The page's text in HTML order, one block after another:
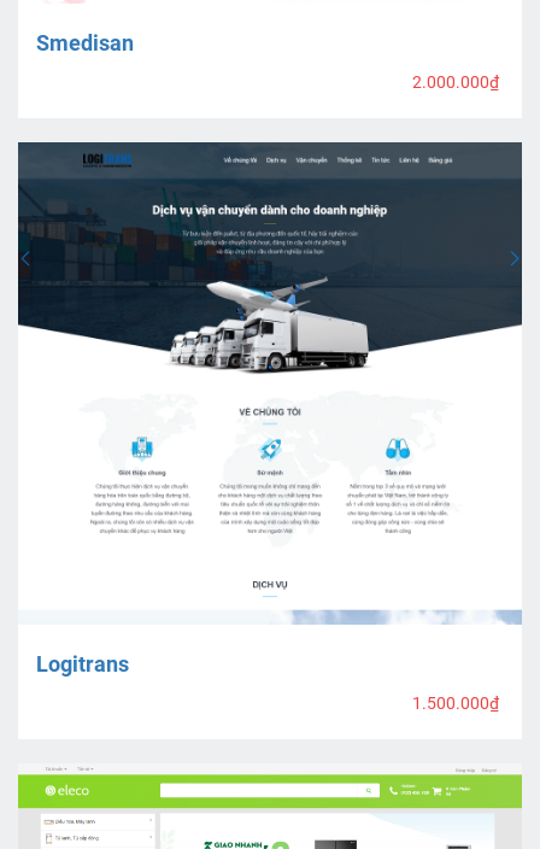
Smedisan
2.000.000₫
Logitrans
1.500.000₫